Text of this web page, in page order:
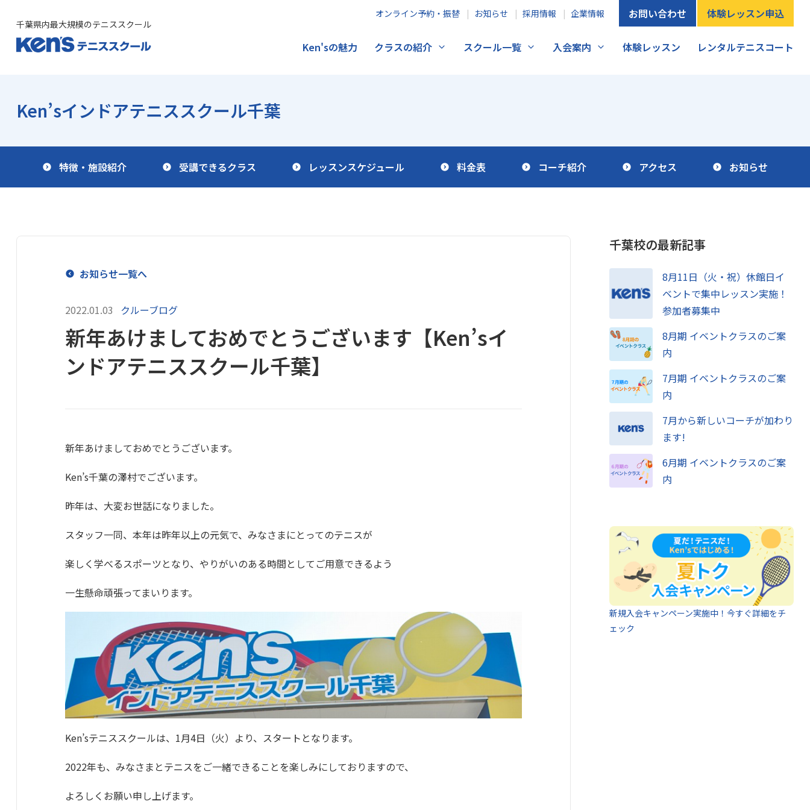
千葉県内最大規模のテニススクール
Ken'sの魅力 クラスの紹介 スクール一覧 入会案内 体験レッスン レンタルテニスコート
オンライン予約・振替 お知らせ 採用情報 企業情報 お問い合わせ 体験レッスン申込
Ken’sインドアテニススクール千葉
特徴・施設紹介 受講できるクラス レッスンスケジュール 料金表 コーチ紹介 アクセス お知らせ
お知らせ一覧へ
2022.01.03 クルーブログ
新年あけましておめでとうございます【Ken’sイ
ンドアテニススクール千葉】
新年あけましておめでとうございます。
Ken’s千葉の澤村でございます。
昨年は、大変お世話になりました。
スタッフ一同、本年は昨年以上の元気で、みなさまにとってのテニスが
楽しく学べるスポーツとなり、やりがいのある時間としてご用意できるよう
一生懸命頑張ってまいります。
Ken’sテニススクールは、1月4日（火）より、スタートとなります。
2022年も、みなさまとテニスをご一緒できることを楽しみにしておりますので、
よろしくお願い申し上げます。
千葉校の最新記事
8月11日（火・祝）休館日イ
ベントで集中レッスン実施！
参加者募集中
8月期 イベントクラスのご案
内
7月期 イベントクラスのご案
内
7月から新しいコーチが加わり
ます!
6月期 イベントクラスのご案
内
新規入会キャンペーン実施中！今すぐ詳細をチ
ェック